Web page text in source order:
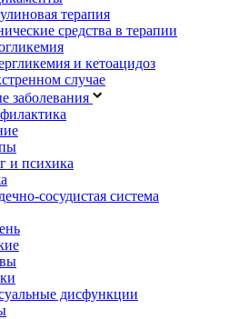
терапия
средства в терапии
и кетоацидоз
случае
заболевания
и психика
сосудистая система
дисфункции